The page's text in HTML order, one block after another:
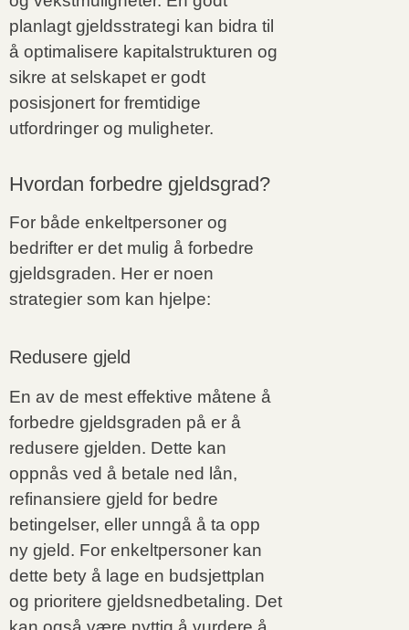
planlagt gjeldsstrategi kan bidra til
å optimalisere kapitalstrukturen og
sikre at selskapet er godt
posisjonert for fremtidige
utfordringer og muligheter.
Hvordan forbedre gjeldsgrad?
For både enkeltpersoner og
bedrifter er det mulig å forbedre
gjeldsgraden. Her er noen
strategier som kan hjelpe:
Redusere gjeld
En av de mest effektive måtene å
forbedre gjeldsgraden på er å
redusere gjelden. Dette kan
oppnås ved å betale ned lån,
refinansiere gjeld for bedre
betingelser, eller unngå å ta opp
ny gjeld. For enkeltpersoner kan
dette bety å lage en budsjettplan
og prioritere gjeldsnedbetaling. Det